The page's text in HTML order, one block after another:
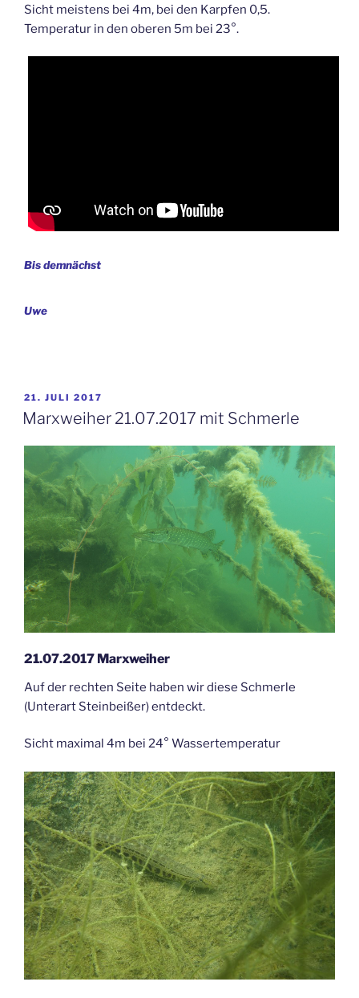
Sicht meistens bei 4m, bei den Karpfen 0,5.
Temperatur in den oberen 5m bei 23°.
Bis demnächst
Uwe
VERÖFFENTLICHT
AM
21. JULI 2017
Marxweiher 21.07.2017 mit Schmerle
21.07.2017 Marxweiher
Auf der rechten Seite haben wir diese Schmerle
(Unterart Steinbeißer) entdeckt.
Sicht maximal 4m bei 24° Wassertemperatur